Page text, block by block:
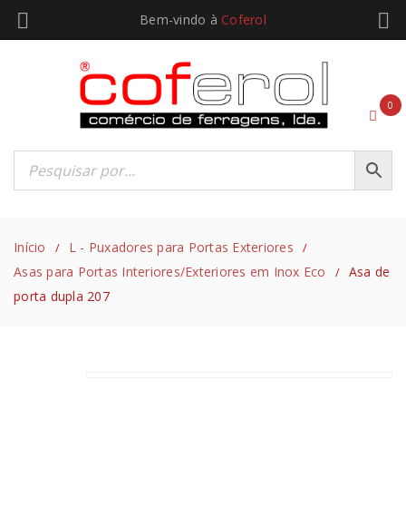
Bem-vindo à Coferol
0
Início / L - Puxadores para Portas Exteriores /
Asas para Portas Interiores/Exteriores em Inox Eco /
Asa de
porta dupla 207